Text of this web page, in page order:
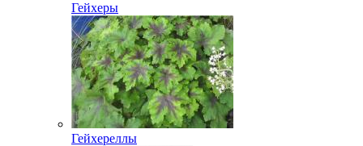
Гейхеры
Гейхереллы